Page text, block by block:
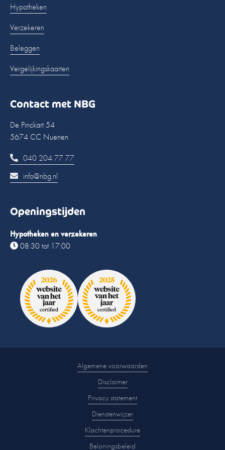
Hypotheken
Verzekeren
Beleggen
Vergelijkingskaarten
Contact met NBG
De Pinckart 54
5674 CC Nuenen
040 204 77 77
info@nbg.nl
Openingstijden
Hypotheken en verzekeren
08:30 tot 17:00
Algemene voorwaarden
Disclaimer
Privacy statement
Dienstenwijzer
Klachtenprocedure
Beloningsbeleid